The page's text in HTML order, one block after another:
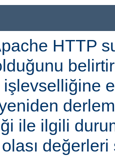
HTTP
ile ilgili
değerleri